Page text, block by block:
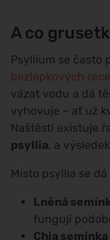
A co
Psyllium se často
bezlepkových
vázat vodu a dá
vyhovuje – ať už
Naštěstí existuje
psyllia, a
Místo psyllia se
Lněná
fungují
Chia semínka